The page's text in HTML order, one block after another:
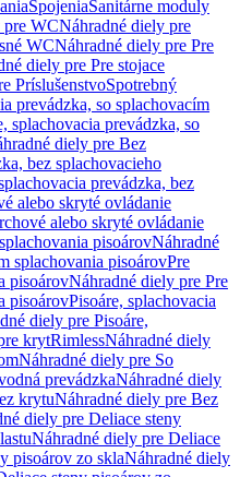
SpojeniaSanitárne moduly
pre WCNáhradné diely pre
WCNáhradné diely pre Pre
diely pre Pre stojace
PríslušenstvoSpotrebný
prevádzka, so splachovacím
splachovacia prevádzka, so
diely pre Bez
bez splachovacieho
prevádzka, bez
alebo skryté ovládanie
alebo skryté ovládanie
pisoárovNáhradné
splachovania pisoárovPre
pisoárovNáhradné diely pre Pre
pisoárovPisoáre, splachovacia
diely pre Pisoáre,
krytRimlessNáhradné diely
Náhradné diely pre So
prevádzkaNáhradné diely
krytuNáhradné diely pre Bez
diely pre Deliace steny
Náhradné diely pre Deliace
pisoárov zo sklaNáhradné diely